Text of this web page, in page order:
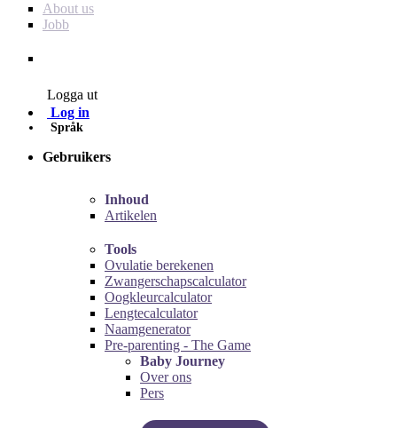
About us
Jobb
Logga ut
Log in
Språk
Gebruikers
Inhoud
Artikelen
Tools
Ovulatie berekenen
Zwangerschapscalculator
Oogkleurcalculator
Lengtecalculator
Naamgenerator
Pre-parenting - The Game
Baby Journey
Over ons
Pers